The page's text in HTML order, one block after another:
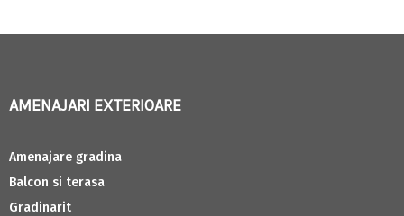
AMENAJARI EXTERIOARE
Amenajare gradina
Balcon si terasa
Gradinarit